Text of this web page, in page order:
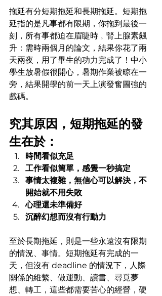
拖延有分短期拖延和長期拖延。短期拖
延指的是凡事都有限期，你拖到最後一
刻，所有事都迫在眉睫時﹐腎上腺素飆
升：需時兩個月的論文，結果你花了兩
天兩夜，用了畢生的功力完成了！中小
學生放暑假很開心，暑期作業被晾在一
旁，結果開學的前一天上演發奮圖強的
戲碼。
究其原因，短期拖延的發
生在於：
時間看似充足
工作看似簡單，感覺一秒搞定
事情太複雜，無信心可以解決，不
開始就不用失敗
心理還未準備好
沉醉幻想而沒有行動力
至於長期拖延，則是一些永遠沒有限期
的情況、事情。短期拖延有完成的一
天，但沒有 deadline 的情況下，人際
關係的維繫、做運動、讀書、尋覓夢
想、轉工，這些都需要苦心的經營，硬